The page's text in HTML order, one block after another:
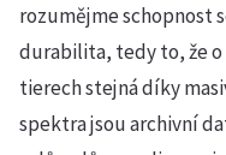
rozumějme schopnost
durabilita, tedy to, že o
tierech stejná díky
spektra jsou archivní